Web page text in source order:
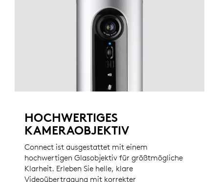
HOCHWERTIGES
KAMERAOBJEKTIV
Connect ist ausgestattet mit einem
hochwertigen Glasobjektiv für größtmögliche
Klarheit. Erleben Sie helle, klare
Videoübertragung mit korrekter